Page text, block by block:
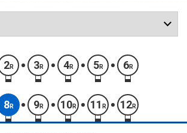
2R 3R 4R 5R 6R
8R 9R 10R 11 R 12R